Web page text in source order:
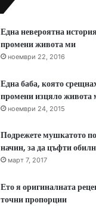
Една невероятна
промени живота ми
ноември 22, 2016
Една баба, която
промени изцяло живота
ноември 24, 2015
Подрежете мушкатото
начин, за да цъфти
март 7, 2017
Ето я оригиналната
точни пропорции